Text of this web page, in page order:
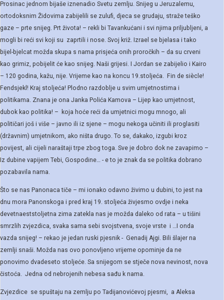
Prosinac jednom bijaše iznenadio Svetu zemlju. Snijeg u Jeruzalemu,
ortodoksnim Židovima zabijelili se zulufi, djeca se grudaju, straže teško
gaze – prte snijeg. Prt života! – rekli bi Tavankućani i svi njima priljubljeni, a
mogli bi reći svi koji su zaprtili i nose. Svoj križ. Izrael se bjelasa i tako
bijel-bjelcat možda skupa s nama prisjeća onih proročkih – da su crveni
kao grimiz, pobijelit će kao snijeg. Naši grijesi. I Jordan se zabijelio i Kairo
– 120 godina, kažu, nije. Vrijeme kao na koncu 19.stoljeća. Fin de siècle!
Fendsjekl! Kraj stoljeća! Plodno razdoblje u svim umjetnostima i
politikama. Znana je ona Janka Polića Kamova – Lijep kao umjetnost,
dubok kao politika! – koja hoće reći da umjetnici mogu mnogo, ali
političari još i više – javno ili iz sjene – mogu nekoga učiniti ili proglasiti
(državnim) umjetnikom, ako ništa drugo. To se, dakako, izgubi kroz
povijest, ali cijeli naraštaji trpe zbog toga. Sve je dobro dok ne zavapimo –
Iz dubine vapijem Tebi, Gospodine… - e to je znak da se politika dobrano
pozabavila nama.
Što se nas Panonaca tiče – mi ionako odavno živimo u dubini, to jest na
dnu mora Panonskoga i pred kraj 19. stoljeća živjesmo ovdje i neka
devetnaeststoljetna zima zatekla nas je možda daleko od rata – u tišini
smrzlih zvjezdica, svaka sama sebi svojstvena, svoje vrste i …I onda
vazda snijeg! – rekao je jedan ruski pjesnik - Genadij Ajgi. Bili šlajer na
zemlji snaši. Možda nas ovo ponovljeno vrijeme opominje da ne
ponovimo dvadeseto stoljeće. Sa snijegom se stječe nova nevinost, nova
čistoća. Jedna od nebrojenih nebesa sađu k nama.
Zvjezdice se spuštaju na zemlju po Tadijanovićevoj pjesmi, a Aleksa